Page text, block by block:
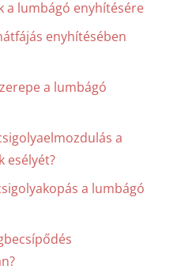
a lumbágó enyhítésére
enyhítésében
a lumbágó
a
esélyét?
a lumbágó